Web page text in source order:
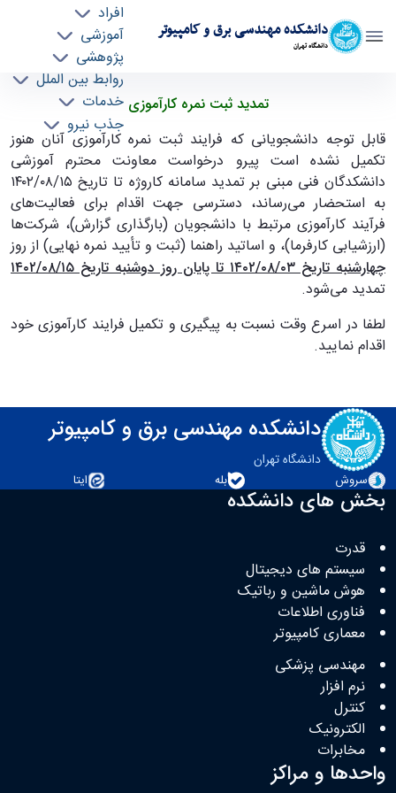
دانشکده مهندسی برق و کامپیوتر
دانشگاه تهران
افراد
آموزشی
پژوهشی
روابط بین الملل
خدمات
جذب نیرو
تمدید ثبت نمره کارآموزی - ece- دانشکده
مهندسی برق و کامپیوتر
تمدید ثبت نمره کارآموزی
قابل توجه دانشجویانی که فرایند ثبت نمره کارآموزی آنان هنوز
تکمیل نشده است پیرو درخواست معاونت محترم آموزشی
دانشکدگان فنی مبنی بر تمدید سامانه کاروژه تا تاریخ ۱۵/‏۰۸/‏۱۴۰۲
به استحضار می‌رساند، دسترسی جهت اقدام برای فعالیت‌های
فرآیند کارآموزی مرتبط با دانشجویان (بارگذاری گزارش)، شرکت‌ها
(ارزشیابی کارفرما)، و اساتید راهنما (ثبت و تأیید نمره نهایی) از روز
چهارشنبه تاریخ ۰۳/‏۰۸/‏۱۴۰۲ تا پایان روز دوشنبه تاریخ ۱۵/‏۰۸/‏۱۴۰۲
تمدید می‌شود.
لطفا در اسرع وقت نسبت به پیگیری و تکمیل فرایند کارآموزی خود
اقدام نمایید.
دانشکده مهندسی برق و کامپیوتر
دانشگاه تهران
سروش
بله ایتا
بخش های دانشکده
قدرت
سیستم های دیجیتال
هوش ماشین و رباتیک
فناوری اطلاعات
معماری کامپیوتر
مهندسی پزشکی
نرم افزار
کنترل
الکترونیک
مخابرات
واحدها و مراکز